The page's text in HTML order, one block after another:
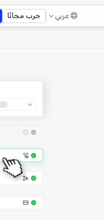
عربي جرب مجانًا